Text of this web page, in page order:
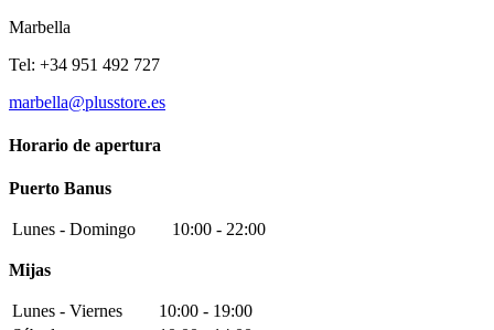
Marbella
Tel: +34 951 492 727
marbella@plusstore.es
Horario de apertura
Puerto Banus
Lunes - Domingo 10:00 - 22:00
Mijas
Lunes - Viernes
10:00 - 19:00